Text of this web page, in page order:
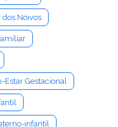
Noivos
Estar Gestacional
infantil